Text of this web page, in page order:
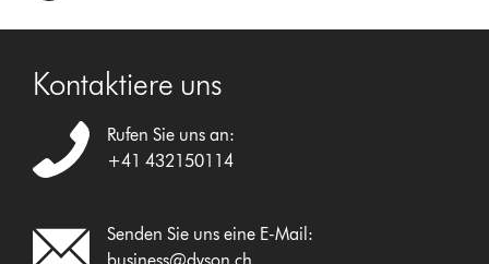
Kontaktiere uns
Rufen Sie uns an:
+41 432150114
Senden Sie uns eine E-Mail: